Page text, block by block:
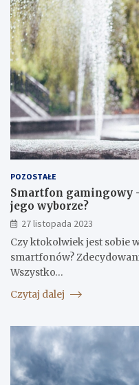
POZOSTAŁE
Smartfon gamingowy
jego wyborze?
27 listopada 2023
Czy ktokolwiek jest sobie
smartfonów?
Wszystko…
Czytaj dalej